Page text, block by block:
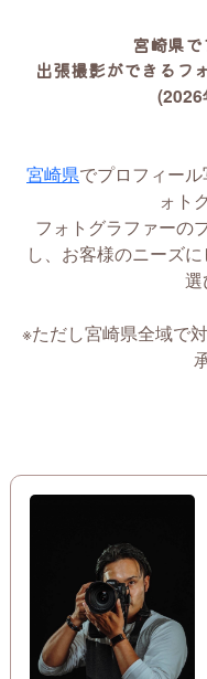
宮崎県
出張撮影ができるフ
宮崎県でプロフィー
ォト
フォトグラファーの
し、お客様のニーズ
選
※ただし宮崎県全域で